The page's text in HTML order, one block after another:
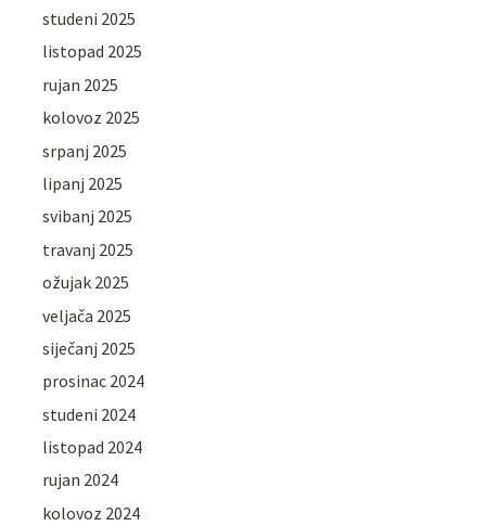
studeni 2025
listopad 2025
rujan 2025
kolovoz 2025
srpanj 2025
lipanj 2025
svibanj 2025
travanj 2025
ožujak 2025
veljača 2025
siječanj 2025
prosinac 2024
studeni 2024
listopad 2024
rujan 2024
kolovoz 2024